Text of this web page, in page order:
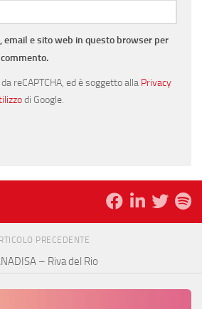
email e sito web in questo browser per
reCAPTCHA, ed è soggetto alla Privacy
di Google.
PRECEDENTE
– Riva del Rio